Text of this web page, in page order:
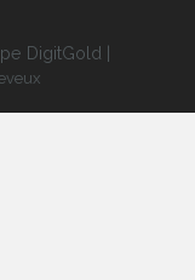
DigitGold |